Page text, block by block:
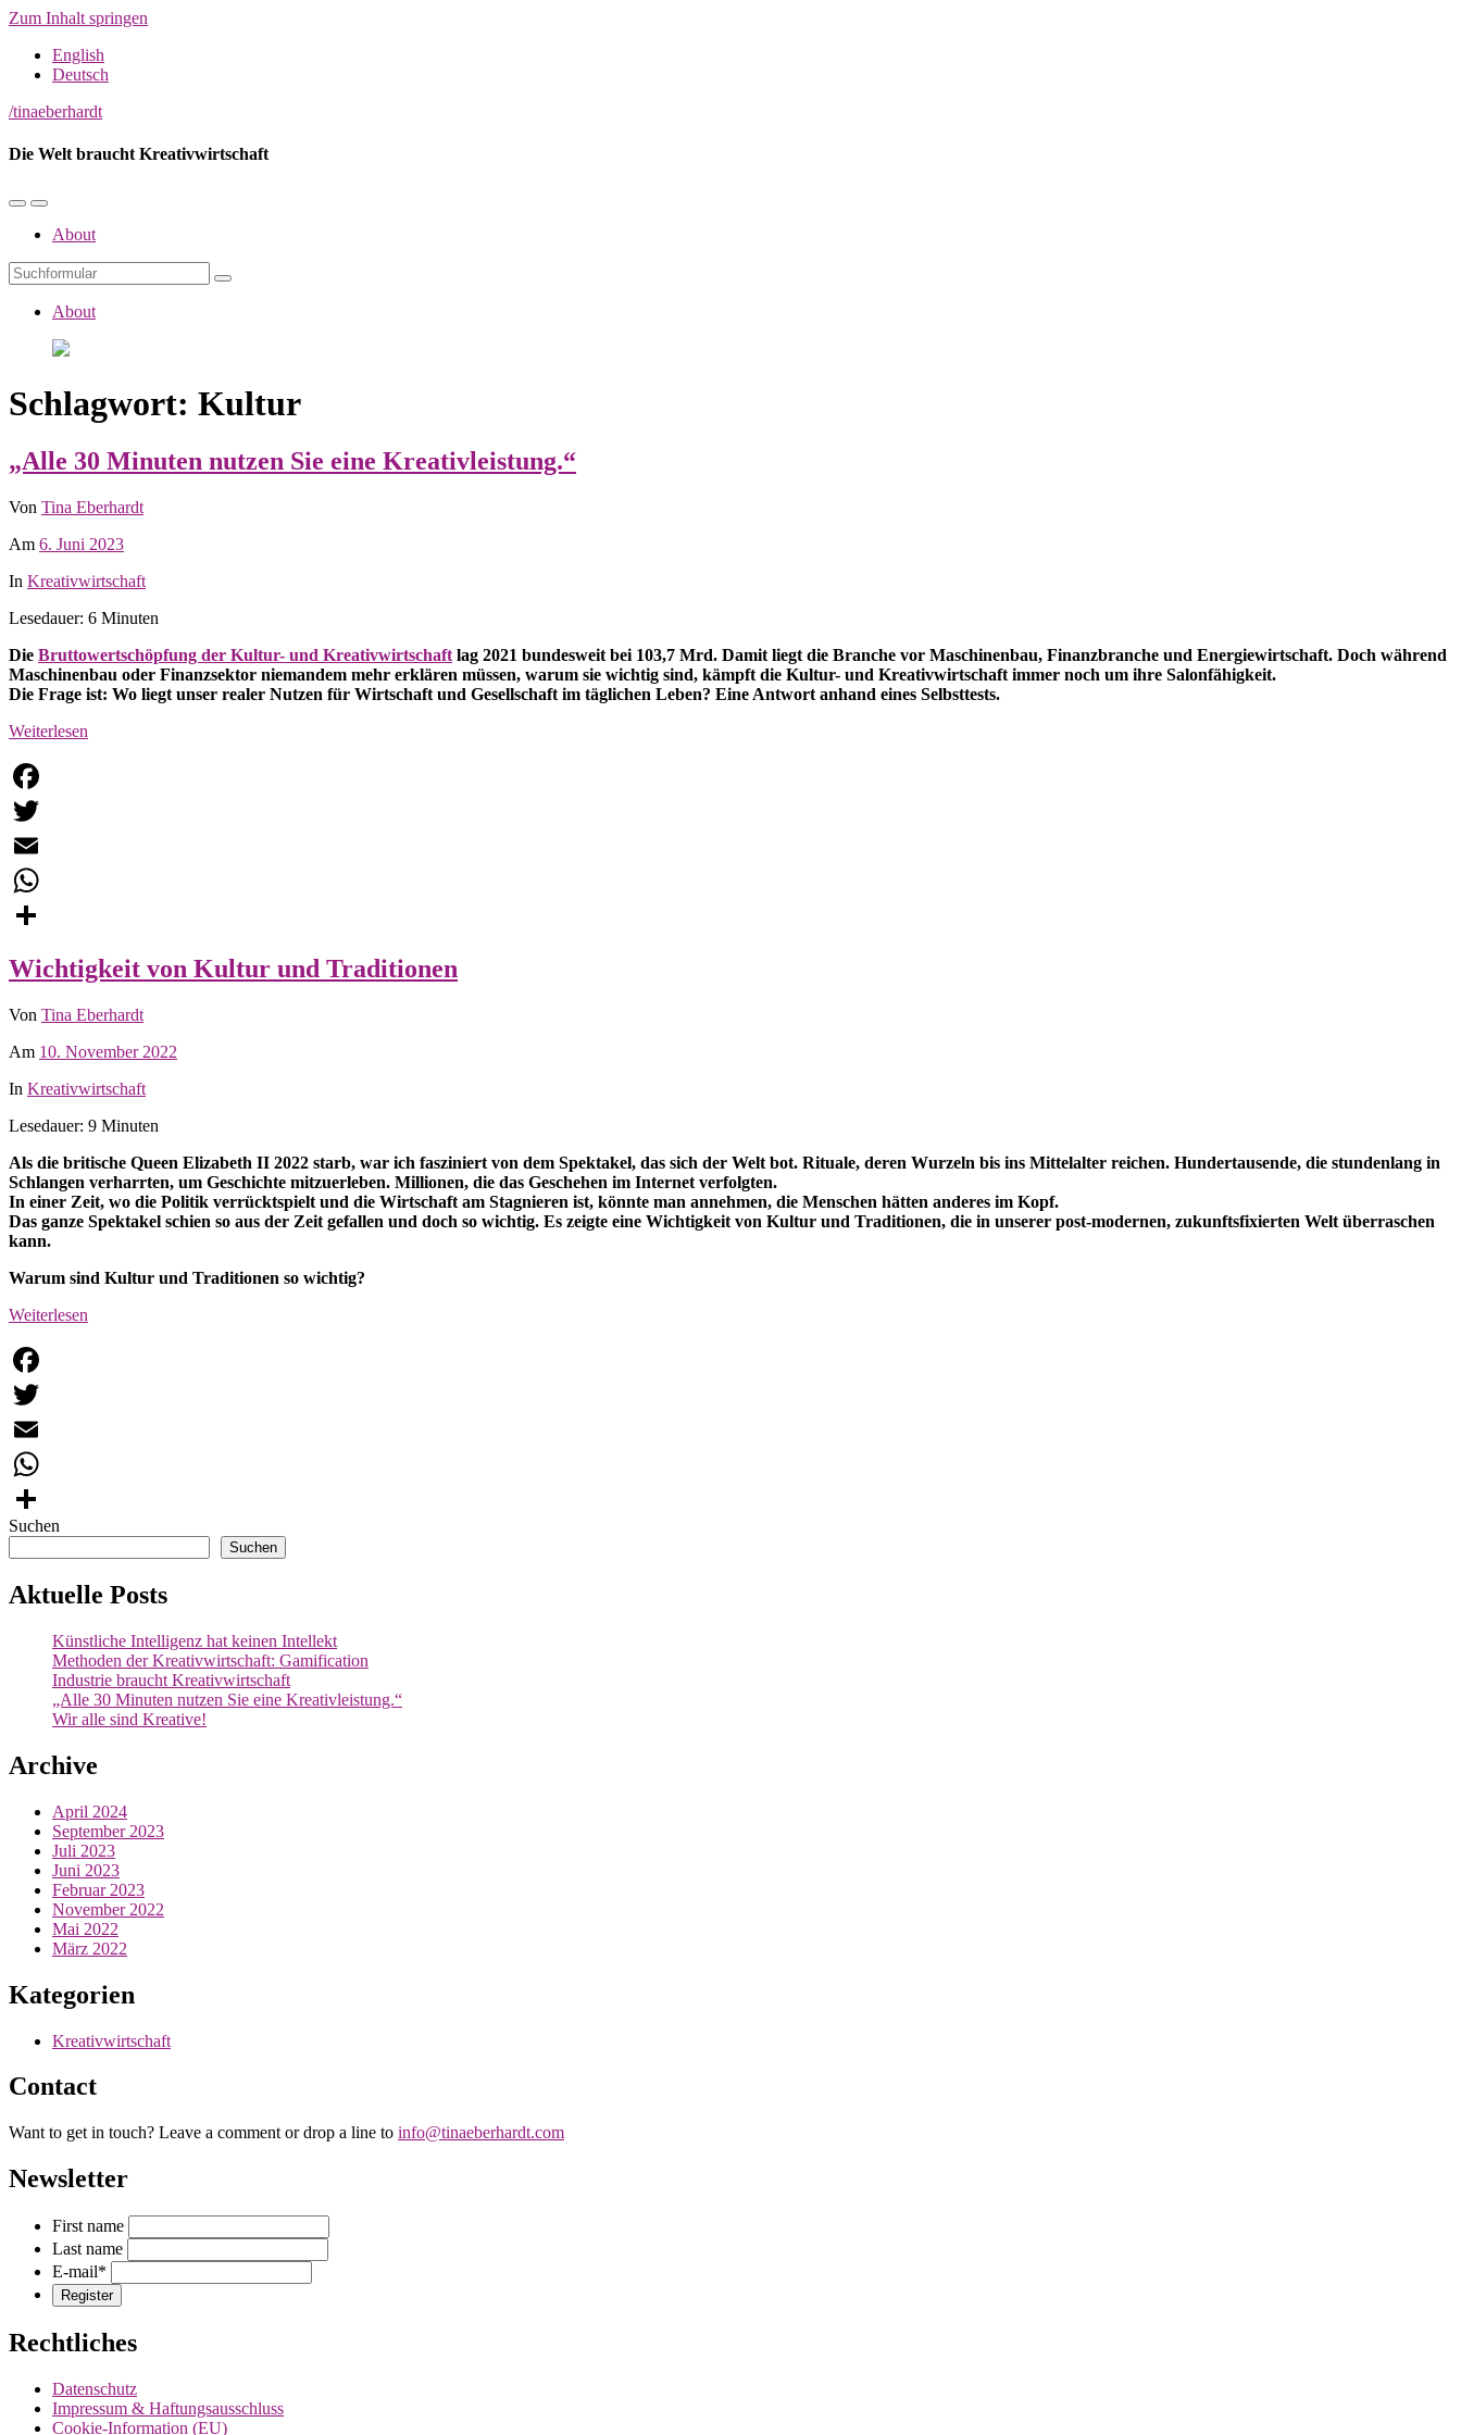
Zum Inhalt springen
English
Deutsch
/tinaeberhardt
Die Welt braucht Kreativwirtschaft
Mobil-
umschalten
Suchfeld
umschalten
About
Suchen
About
Schlagwort: Kultur
„Alle 30 Minuten nutzen Sie eine Kreativleistung.“
Von Tina Eberhardt
Am 6. Juni 2023
In Kreativwirtschaft
Lesedauer: 6 Minuten
Die Bruttowertschöpfung der Kultur- und Kreativwirtschaft lag 2021 bundesweit bei 103,7 Mrd. Damit liegt die Branche vor Maschinenbau, Finanzbranche und Energiewirtschaft. Doch während
Maschinenbau oder Finanzsektor niemandem mehr erklären müssen, warum sie wichtig sind, kämpft die Kultur- und Kreativwirtschaft immer noch um ihre Salonfähigkeit.
Die Frage ist: Wo liegt unser realer Nutzen für Wirtschaft und Gesellschaft im täglichen Leben? Eine Antwort anhand eines Selbsttests.
Weiterlesen
Facebook
Twitter
Email
WhatsApp
Wichtigkeit von Kultur und Traditionen
Von Tina Eberhardt
Am 10. November 2022
In Kreativwirtschaft
Lesedauer: 9 Minuten
Als die britische Queen Elizabeth II 2022 starb, war ich fasziniert von dem Spektakel, das sich der Welt bot. Rituale, deren Wurzeln bis ins Mittelalter reichen. Hundertausende, die stundenlang in
Schlangen verharrten, um Geschichte mitzuerleben. Millionen, die das Geschehen im Internet verfolgten.
In einer Zeit, wo die Politik verrücktspielt und die Wirtschaft am Stagnieren ist, könnte man annehmen, die Menschen hätten anderes im Kopf.
Das ganze Spektakel schien so aus der Zeit gefallen und doch so wichtig. Es zeigte eine Wichtigkeit von Kultur und Traditionen, die in unserer post-modernen, zukunftsfixierten Welt überraschen
kann.
Warum sind Kultur und Traditionen so wichtig?
Weiterlesen
Facebook
Twitter
Email
WhatsApp
Teilen
Suchen
Suchen
Aktuelle Posts
Künstliche Intelligenz hat keinen Intellekt
Methoden der Kreativwirtschaft: Gamification
Industrie braucht Kreativwirtschaft
„Alle 30 Minuten nutzen Sie eine Kreativleistung.“
Wir alle sind Kreative!
Archive
April 2024
September 2023
Juli 2023
Juni 2023
Februar 2023
November 2022
Mai 2022
März 2022
Kategorien
Kreativwirtschaft
Contact
Want to get in touch? Leave a comment or drop a line to info@tinaeberhardt.com
Newsletter
First name
Last name
E-mail*
Rechtliches
Datenschutz
Impressum & Haftungsausschluss
Cookie-Information (EU)